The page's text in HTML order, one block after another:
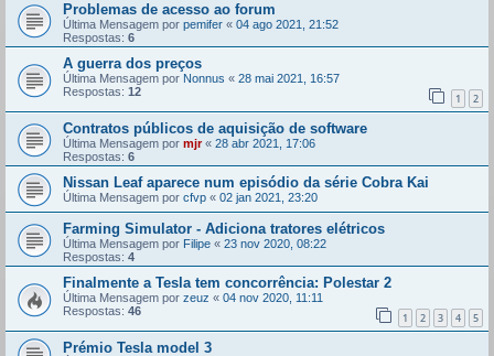
Problemas de acesso ao forum
Última Mensagem por pemifer « 04 ago 2021, 21:52
Respostas: 6
A guerra dos preços
Última Mensagem por Nonnus « 28 mai 2021, 16:57
Respostas: 12 1 2
Contratos públicos de aquisição de software
Última Mensagem por mjr« 28 abr 2021, 17:06
Respostas: 6
Nissan Leaf aparece num episódio da série Cobra Kai
Última Mensagem por cfvp « 02 jan 2021, 23:20
Farming Simulator - Adiciona tratores elétricos
Última Mensagem por Filipe « 23 nov 2020, 08:22
Respostas: 4
Finalmente a Tesla tem concorrência: Polestar 2
Última Mensagem por zeuz « 04 nov 2020, 11:11
Respostas: 46 1 2 3 4 5
Prémio Tesla model 3